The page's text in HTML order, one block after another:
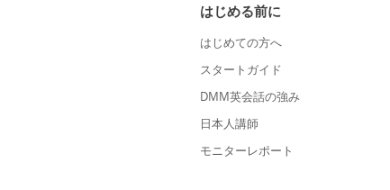
はじめる前に
はじめての方へ
スタートガイド
DMM英会話の強み
日本人講師
モニターレポート